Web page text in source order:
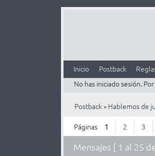
Inicio Postback
No has iniciado sesión.
Postback» Hablemos de
Páginas 1 2 3
Mensajes [ 1 al 25